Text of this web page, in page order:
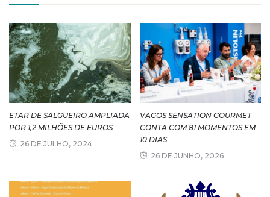
ETAR DE SALGUEIRO AMPLIADA
POR 1,2 MILHÕES DE EUROS
26 DE JULHO, 2024
VAGOS SENSATION GOURMET
CONTA COM 81 MOMENTOS EM
10 DIAS
26 DE JUNHO, 2026